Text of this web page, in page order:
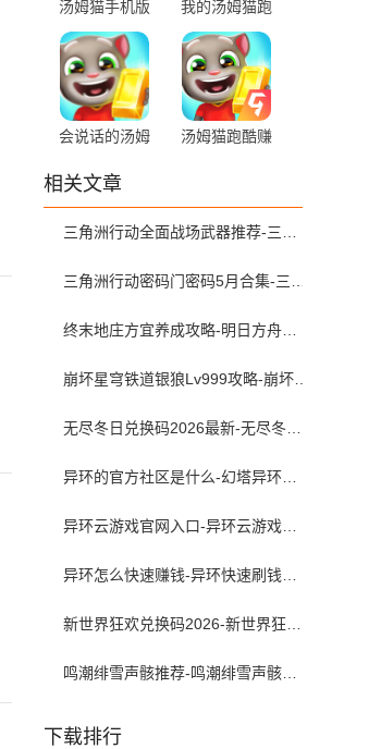
汤姆猫手机版
6.4.0.877 最新
版
我的汤姆猫跑
酷 6.4.0.877
最新版
会说话的汤姆
6.4.0.877 手机
版
汤姆猫跑酷赚
相关文章
下载排行